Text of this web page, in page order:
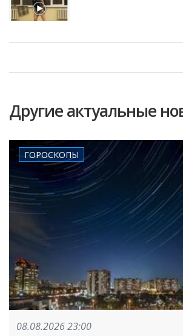
Другие актуальные
ГОРОСКОПЫ
08.08.2026 23:00